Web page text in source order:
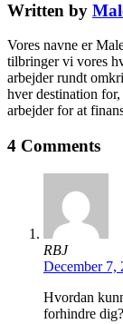
Written by
Vores navne er
tilbringer vi vores
arbejder rundt
hver destination
arbejder for at
4 Comments
RBJ
December 7,
Hvordan
forhindre dig?